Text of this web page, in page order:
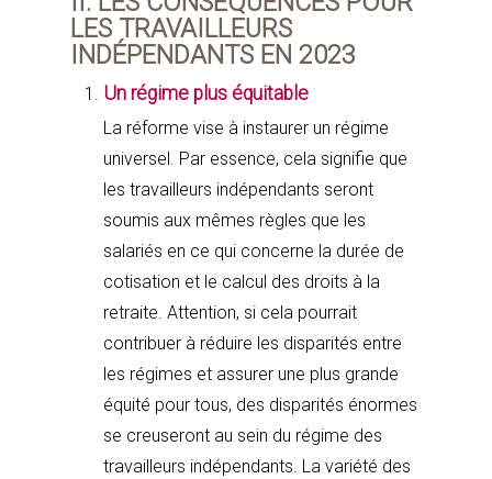
LES TRAVAILLEURS
INDÉPENDANTS EN 2023
Un régime plus équitable
La réforme vise à instaurer un régime
universel. Par essence, cela signifie que
les travailleurs indépendants seront
soumis aux mêmes règles que les
salariés en ce qui concerne la durée de
cotisation et le calcul des droits à la
retraite. Attention, si cela pourrait
contribuer à réduire les disparités entre
les régimes et assurer une plus grande
équité pour tous, des disparités énormes
se creuseront au sein du régime des
travailleurs indépendants. La variété des